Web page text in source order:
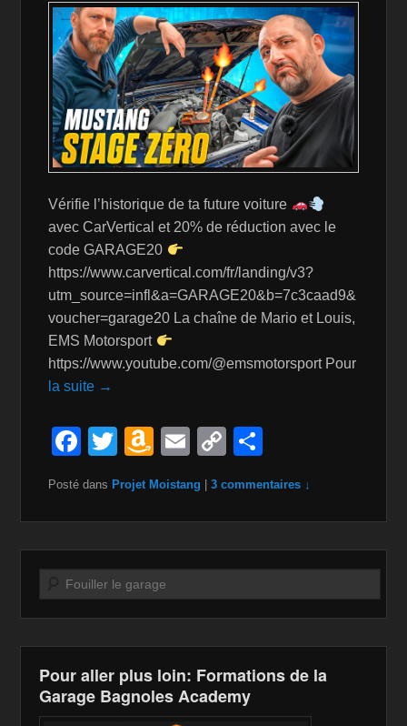
st
Vérifie l’historique de ta future voiture
avec CarVertical et 20% de réduction avec le
code GARAGE20
https://www.carvertical.com/fr/landing/v3?
utm_source=infl&a=GARAGE20&b=7c3caad9&
voucher=garage20 La chaîne de Mario et Louis,
EMS Motorsport
https://www.youtube.com/@emsmotorsport Pour
la suite →
F
a
c
e
b
o
o
k
T
wi
tt
er
A
m
a
z
o
n
W
is
h
Li
E
m
ail
C
p
y
Li
k
ar
ta
g
er
Posté dans Projet Moistang |3 commentaires ↓
Recherche
Pour aller plus loin: Formations de la
Garage Bagnoles Academy